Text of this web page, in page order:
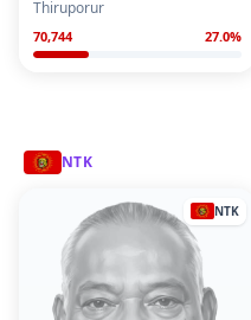
Thiruporur
70,744 27.0%
NTK
NTK